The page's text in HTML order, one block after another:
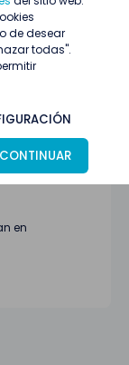
de desear
todas".
su
en